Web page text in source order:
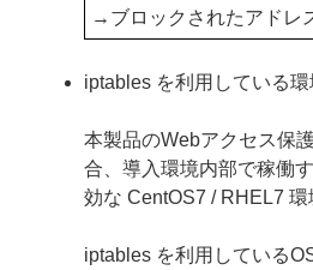
→ブロックされたアドレ
iptables を利用している
本製品のWebアクセス保
合、導入環境内部で稼働
効な CentOS7 / RHEL7
iptables を利用している